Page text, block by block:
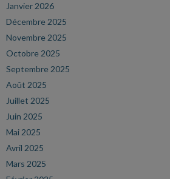
Janvier 2026
Décembre 2025
Novembre 2025
Octobre 2025
Septembre 2025
Août 2025
Juillet 2025
Juin 2025
Mai 2025
Avril 2025
Mars 2025